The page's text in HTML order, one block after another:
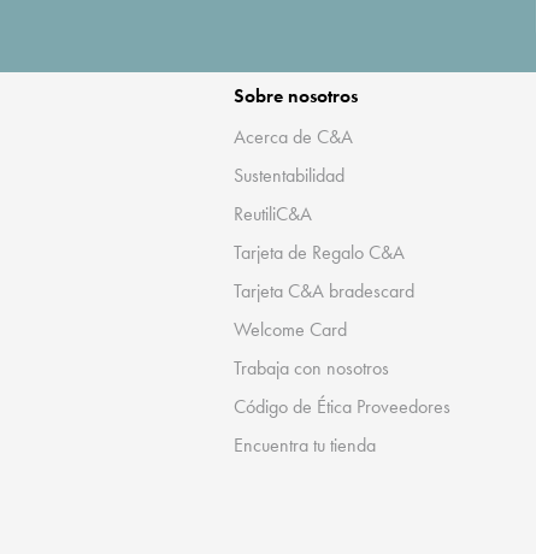
Sobre nosotros
Acerca de C&A
Sustentabilidad
ReutiliC&A
Tarjeta de Regalo C&A
Tarjeta C&A bradescard
Welcome Card
Trabaja con nosotros
Código de Ética Proveedores
Encuentra tu tienda